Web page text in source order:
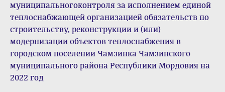
муниципальногоконтроля за исполнением единой
теплоснабжающей организацией обязательств по
строительству, реконструкции и (или)
модернизации объектов теплоснабжения в
городском поселении Чамзинка Чамзинского
муниципального района Республики Мордовия на
2022 год